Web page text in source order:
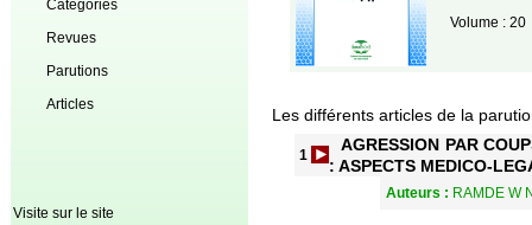
Catégories
Revues
Parutions
Articles
Visite sur le site
Volume : 20
Les différents articles de la
1
AGRESSION PAR
: ASPECTS MEDICO-
Auteurs : RAMDE W